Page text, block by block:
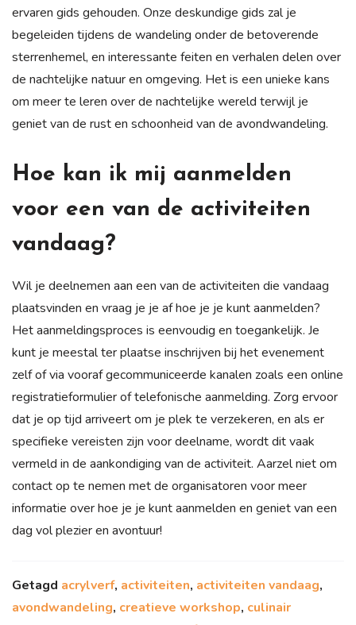
ervaren gids gehouden. Onze deskundige gids zal je
begeleiden tijdens de wandeling onder de betoverende
sterrenhemel, en interessante feiten en verhalen delen over
de nachtelijke natuur en omgeving. Het is een unieke kans
om meer te leren over de nachtelijke wereld terwijl je
geniet van de rust en schoonheid van de avondwandeling.
Hoe kan ik mij aanmelden
voor een van de activiteiten
vandaag?
Wil je deelnemen aan een van de activiteiten die vandaag
plaatsvinden en vraag je je af hoe je je kunt aanmelden?
Het aanmeldingsproces is eenvoudig en toegankelijk. Je
kunt je meestal ter plaatse inschrijven bij het evenement
zelf of via vooraf gecommuniceerde kanalen zoals een online
registratieformulier of telefonische aanmelding. Zorg ervoor
dat je op tijd arriveert om je plek te verzekeren, en als er
specifieke vereisten zijn voor deelname, wordt dit vaak
vermeld in de aankondiging van de activiteit. Aarzel niet om
contact op te nemen met de organisatoren voor meer
informatie over hoe je je kunt aanmelden en geniet van een
dag vol plezier en avontuur!
Getagd acrylverf, activiteiten, activiteiten vandaag,
avondwandeling, creatieve workshop, culinair